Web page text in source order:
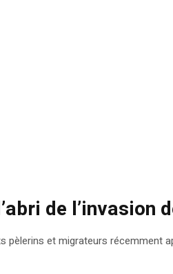
de l’invasion
pèlerins et migrateurs récemment